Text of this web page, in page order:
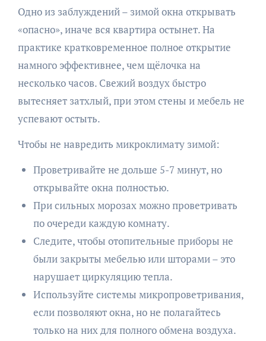
Одно из заблуждений – зимой окна открывать
«опасно», иначе вся квартира остынет. На
практике кратковременное полное открытие
намного эффективнее, чем щёлочка на
несколько часов. Свежий воздух быстро
вытесняет затхлый, при этом стены и мебель не
успевают остыть.
Чтобы не навредить микроклимату зимой:
Проветривайте не дольше 5-7 минут, но
открывайте окна полностью.
При сильных морозах можно проветривать
по очереди каждую комнату.
Следите, чтобы отопительные приборы не
были закрыты мебелью или шторами – это
нарушает циркуляцию тепла.
Используйте системы микропроветривания,
если позволяют окна, но не полагайтесь
только на них для полного обмена воздуха.